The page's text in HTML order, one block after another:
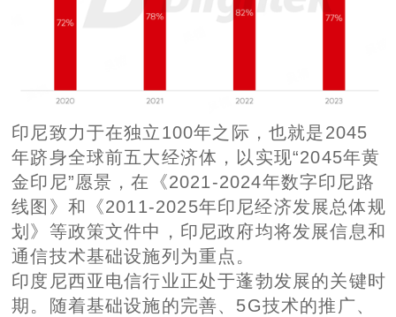
印尼致力于在独立100年之际，也就是2045
年跻身全球前五大经济体，以实现“2045年黄
金印尼”愿景，在《2021-2024年数字印尼路
线图》和《2011-2025年印尼经济发展总体规
划》等政策文件中，印尼政府均将发展信息和
通信技术基础设施列为重点。
印度尼西亚电信行业正处于蓬勃发展的关键时
期。随着基础设施的完善、5G技术的推广、